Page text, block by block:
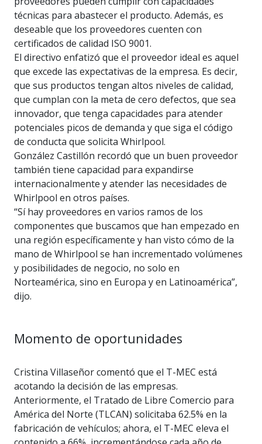
técnicas para abastecer el producto. Además, es
deseable que los proveedores cuenten con
certificados de calidad ISO 9001.
El directivo enfatizó que el proveedor ideal es aquel
que excede las expectativas de la empresa. Es decir,
que sus productos tengan altos niveles de calidad,
que cumplan con la meta de cero defectos, que sea
innovador, que tenga capacidades para atender
potenciales picos de demanda y que siga el código
de conducta que solicita Whirlpool.
González Castillón recordó que un buen proveedor
también tiene capacidad para expandirse
internacionalmente y atender las necesidades de
Whirlpool en otros países.
“Sí hay proveedores en varios ramos de los
componentes que buscamos que han empezado en
una región específicamente y han visto cómo de la
mano de Whirlpool se han incrementado volúmenes
y posibilidades de negocio, no solo en
Norteamérica, sino en Europa y en Latinoamérica”,
dijo.
Momento de oportunidades
Cristina Villaseñor comentó que el T-MEC está
acotando la decisión de las empresas.
Anteriormente, el Tratado de Libre Comercio para
América del Norte (TLCAN) solicitaba 62.5% en la
fabricación de vehículos; ahora, el T-MEC eleva el